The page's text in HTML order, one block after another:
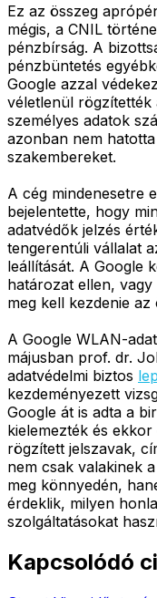
Ez az összeg
mégis, a CNIL
pénzbírság. A
pénzbüntetés
Google azzal
véletlenül rögzítették
személyes adatok
azonban nem
szakembereket.
A cég mindenesetre
bejelentette, hogy
adatvédők jelzés
tengerentúli vállalat
leállítását. A Google
határozat ellen,
meg kell kezdenie
A Google WLAN-
májusban prof. dr.
adatvédelmi biztos
kezdeményezett
Google át is adta a
kielemezték és
rögzített jelszavak,
nem csak valakinek
meg könnyedén,
érdeklik, milyen
szolgáltatásokat
Kapcsolódó